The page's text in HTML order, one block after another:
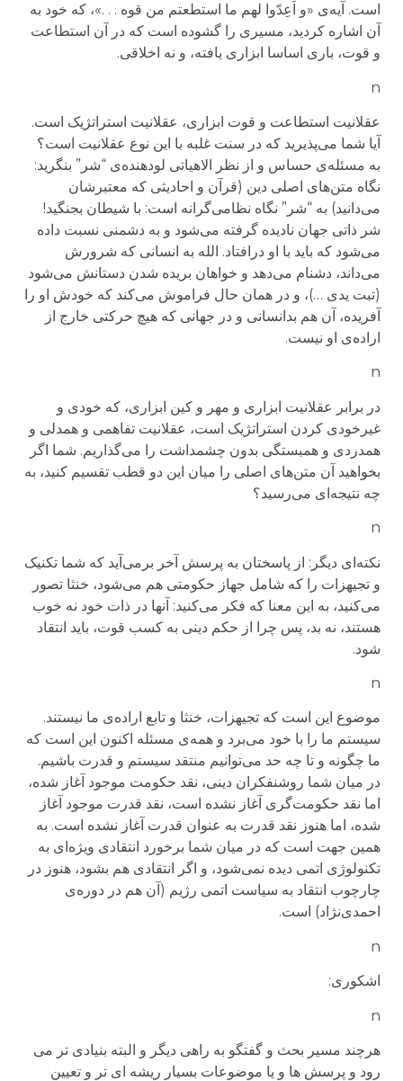
است. آیه‌ی «و اَعِدّوا لهم ما استطعتم من قوه . . .»، که خود به
آن اشاره کردید، مسیری را گشوده است که در آن استطاعت
و قوت، باری اساسا ابزاری یافته، و نه اخلاقی.
n
عقلانیت استطاعت و قوت ابزاری، عقلانیت استراتژیک است.
آیا شما می‌پذیرید که در سنت غلبه با این نوع عقلانیت است؟
به مسئله‌ی حساس و از نظر الاهیاتی لودهنده‌ی “شر” بنگرید:
نگاه متن‌های اصلی دین (قرآن و احادیثی که معتبرشان
می‌دانید) به “شر” نگاه نظامی‌گرانه است: با شیطان بجنگید!
شر ذاتی جهان نادیده گرفته می‌شود و به دشمنی نسبت داده
می‌شود که باید با او درافتاد. الله به انسانی که شرورش
می‌داند، دشنام می‌دهد و خواهان بریده شدن دستانش می‌شود
(تبت یدی …)، و در همان حال فراموش می‌کند که خودش او را
آفریده‌، آن هم بدانسانی و در جهانی که هیچ حرکتی خارج از
اراده‌ی او نیست.
n
در برابر عقلانیت ابزاری و مهر و کین ابزاری، که خودی و
غیرخودی کردن استراتژیک است، عقلانیت تفاهمی و همدلی و
همدردی و همبستگی بدون چشمداشت را می‌گذاریم. شما اگر
بخواهید آن متن‌های اصلی را میان این دو قطب تقسیم کنید، به
چه نتیجه‌ای می‌رسید؟
n
نکته‌ای دیگر: از پاسختان به پرسش آخر برمی‌آید که شما تکنیک
و تجیهزات را که شامل جهاز حکومتی هم می‌شود، خنثا تصور
می‌کنید، به این معنا که فکر می‌کنید: آنها در ذات خود نه خوب
هستند، نه بد، پس چرا از حکم دینی به کسب قوت، باید انتقاد
شود.
n
موضوع این است که تجیهزات، خنثا و تابع اراده‌ی ما نیستند.
سیستم ما را با خود می‌برد و همه‌ی مسئله اکنون این است که
ما چگونه و تا چه حد می‌توانیم منتقد سیستم و قدرت باشیم.
در میان شما روشنفکران دینی، نقد حکومت موجود آغاز شده،
اما نقد حکومت‌گری آغاز نشده است، نقد قدرت موجود آغاز
شده، اما هنوز نقد قدرت به عنوان قدرت آغاز نشده است. به
همین جهت است که در میان شما برخورد انتقادی ویژه‌ای به
تکنولوژی اتمی دیده نمی‌شود، و اگر انتقادی هم بشود، هنوز در
چارچوب انتقاد به سیاست اتمی رژیم (آن هم در دوره‌ی
احمدی‌نژاد) است.
n
اشکوری:
n
هرچند مسیر بحث و گفتگو به راهی دیگر و البته بنیادی تر می
رود و پرسش ها و یا موضوعات بسیار ریشه ای تر و تعیین